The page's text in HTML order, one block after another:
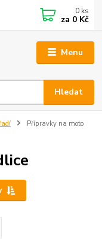
Menu
Hledat
0 ks
za 0 Kč
Přípravky na moto